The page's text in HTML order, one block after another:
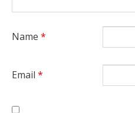
Name *
Email *